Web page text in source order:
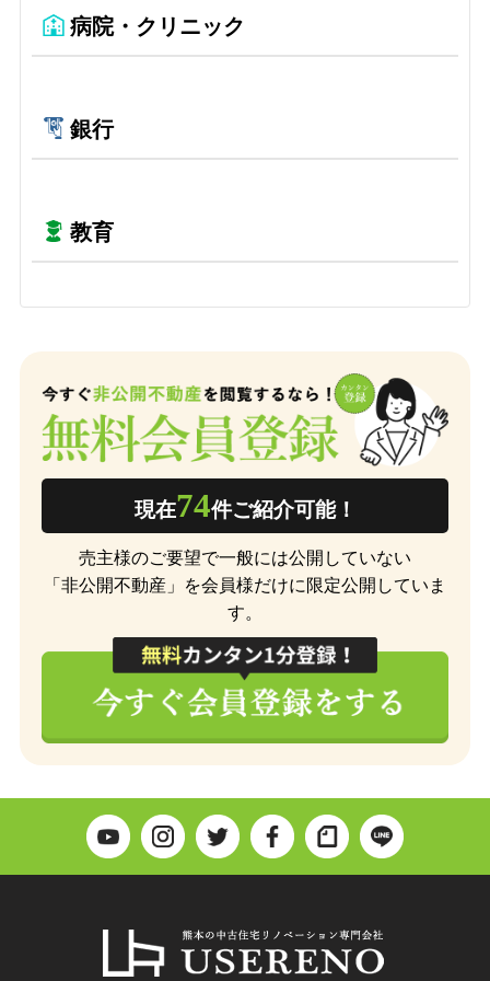
病院・クリニック
銀行
教育
現在74件ご紹介可能！
売主様のご要望で一般には公開していない
「非公開不動産」を会員様だけに限定公開していま
す。